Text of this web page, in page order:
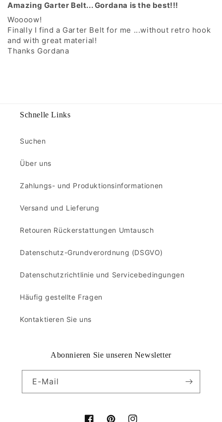
Amazing Garter Belt... Gordana is the best!!!
Woooow!
Finally I find a Garter Belt for me ...without retro hook
and with great material!
Thanks Gordana
Schnelle Links
Suchen
Über uns
Zahlungs- und Produktionsinformationen
Versand und Lieferung
Retouren Rückerstattungen Umtausch
Datenschutz-Grundverordnung (DSGVO)
Datenschutzrichtlinie und Servicebedingungen
Häufig gestellte Fragen
Kontaktieren Sie uns
Abonnieren Sie unseren Newsletter
E-Mail